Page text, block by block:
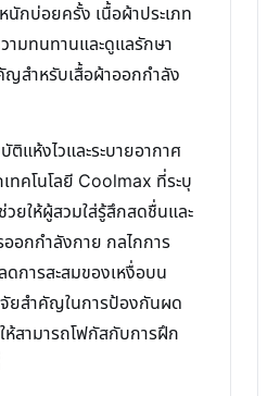
นักบ่อยครั้ง เนื้อผ้าประเภท
ามทนทานและดูแลรักษา
สำหรับเสื้อผ้าออกกำลัง
แห้งไวและระบายอากาศ
ทคโนโลยี Coolmax ที่ระบุ
ยให้ผู้สวมใส่รู้สึกสดชื่นและ
อกกำลังกาย กลไกการ
ดการสะสมของเหงื่อบน
ยสำคัญในการป้องกันผด
ห้สามารถโฟกัสกับการฝึก